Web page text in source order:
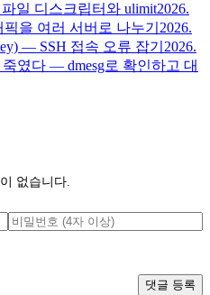
일 디스크립터와 ulimit2026.
을 여러 서버로 나누기 2026.
— SSH 접속 오류 잡기 2026.
였다 — dmesg로 확인하고 대
없습니다.
댓글 등록